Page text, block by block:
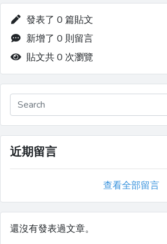
發表了 0 篇貼文
新增了 0 則留言
貼文共 0 次瀏覽
近期留言
查看全部留言
還沒有發表過文章。